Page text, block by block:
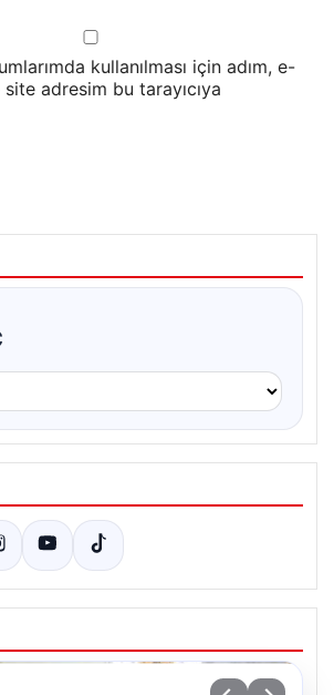
kullanılması için adım, e-
adresim bu tarayıcıya